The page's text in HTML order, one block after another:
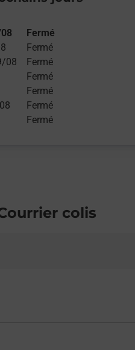
Fermé
Fermé
08
Fermé
Fermé
Fermé
Fermé
Fermé
colis